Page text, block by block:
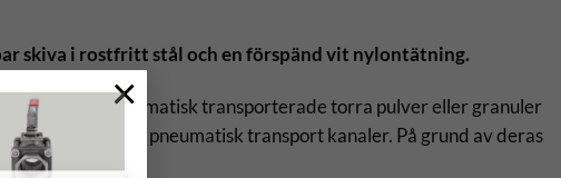
×
skiva i rostfritt stål och en förspänd vit nylontätning.
eller pneumatisk transporterade torra pulver eller granuler
vid pneumatisk transport kanaler. På grund av deras